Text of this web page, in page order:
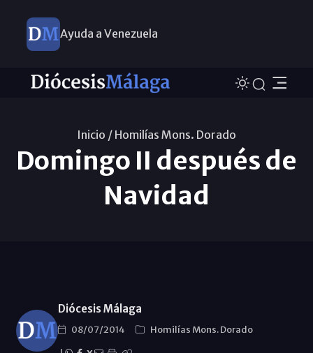
Ayuda a Venezuela
Inicio / Homilías Mons. Dorado
Domingo II después de
Navidad
Diócesis Málaga
08/07/2014
Homilías Mons. Dorado